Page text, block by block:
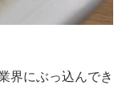
界にぶっ込んでき